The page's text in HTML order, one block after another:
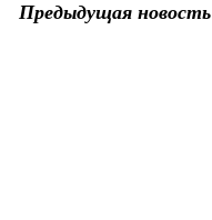
Предыдущая новость